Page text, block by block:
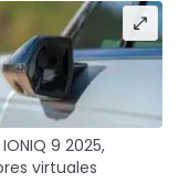
9 2025,
virtuales